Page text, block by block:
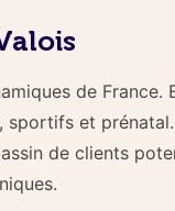
de France.
sportifs et
de clients